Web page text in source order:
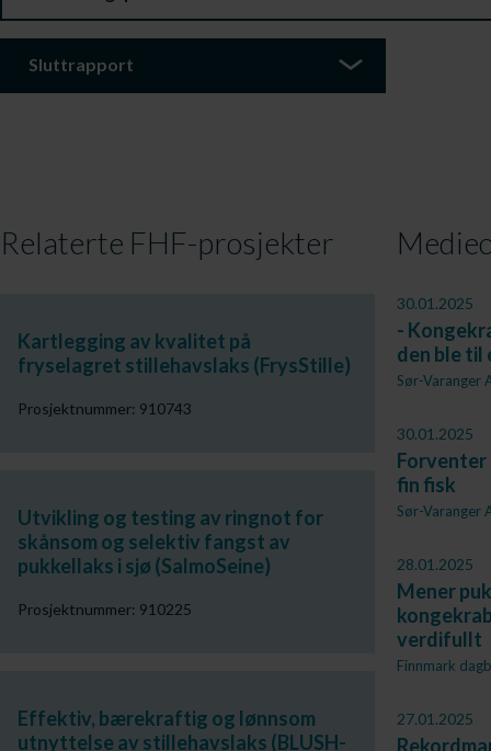
Sluttrapport
Relaterte FHF-prosjekter
Kartlegging av kvalitet på
fryselagret stillehavslaks (FrysStille)
Prosjektnummer: 910743
Utvikling og testing av ringnot for
skånsom og selektiv fangst av
pukkellaks i sjø (SalmoSeine)
Prosjektnummer: 910225
Effektiv, bærekraftig og lønnsom
utnyttelse av stillehavslaks (BLUSH-
30.01.2025
-
den ble til
Sør-Varanger
30.01.2025
Forventer
fin fisk
Sør-Varanger
28.01.2025
Mener
verdifullt
Finnmark
27.01.2025